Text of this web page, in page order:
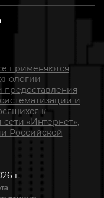
применяются
и
к
«Интернет»,
Российской
г.